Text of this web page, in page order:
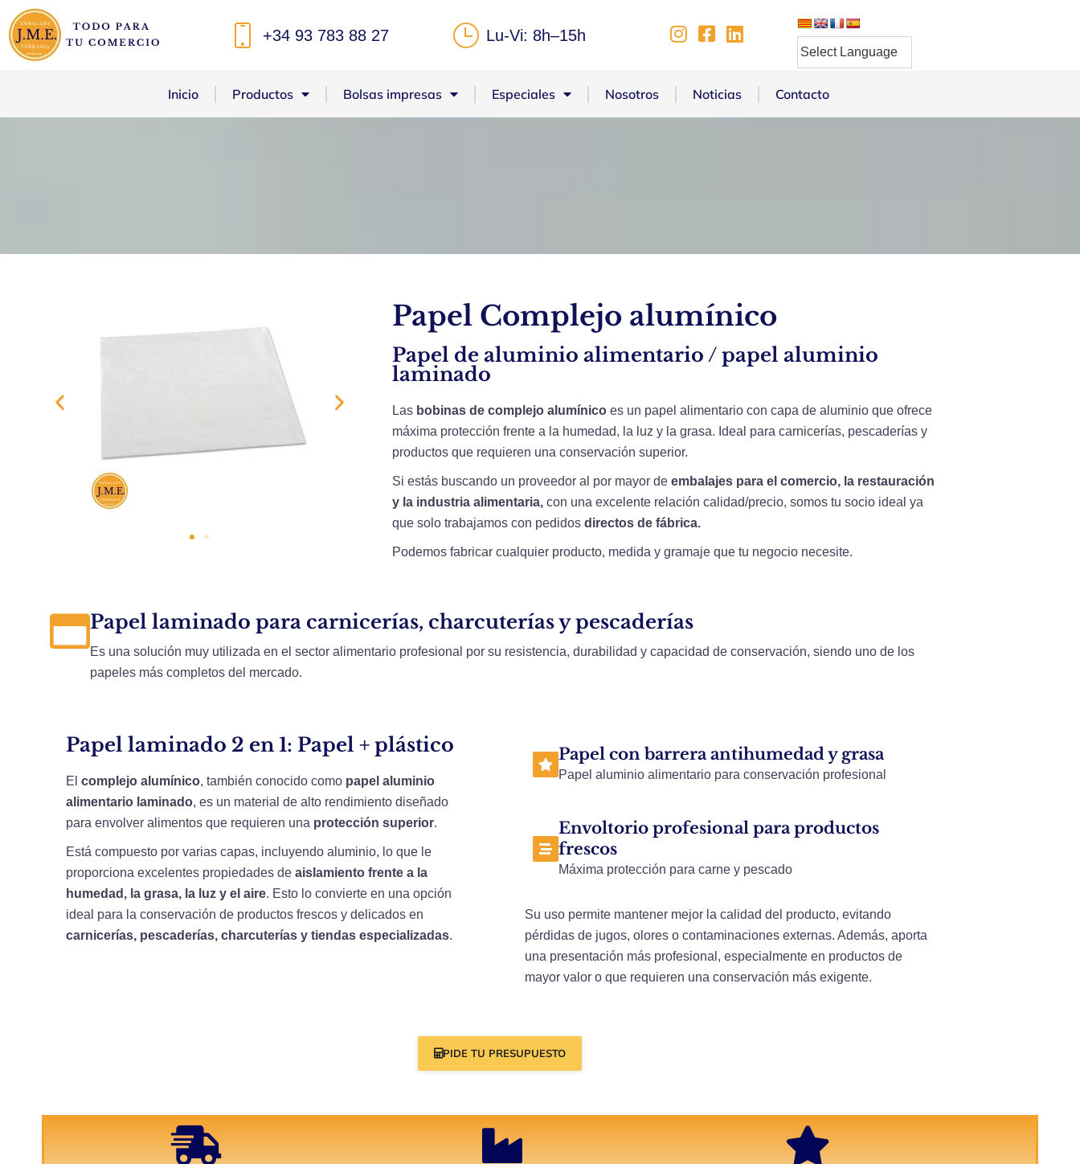
+34 93 783 88 27 Lu-Vi: 8h–15h
Inicio Productos Bolsas impresas Especiales Nosotros Noticias Contacto
Papel Complejo alumínico
Papel de aluminio alimentario / papel aluminio
laminado
Las bobinas de complejo alumínicoes un papel alimentario con capa de aluminio que ofrece
máxima protección frente a la humedad, la luz y la grasa. Ideal para carnicerías, pescaderías y
productos que requieren una conservación superior.
Si estás buscando un proveedor al por mayor de embalajes para el comercio, la restauración
y la industria alimentaria,con una excelente relación calidad/precio, somos tu socio ideal ya
que solo trabajamos con pedidos directos de fábrica.
Podemos fabricar cualquier producto, medida y gramaje que tu negocio necesite.
Papel laminado para carnicerías, charcuterías y pescaderías
Es una solución muy utilizada en el sector alimentario profesional por su resistencia, durabilidad y capacidad de conservación, siendo uno de los
papeles más completos del mercado.
Papel laminado 2 en 1: Papel + plástico
El complejo alumínico, también conocido como papel aluminio
alimentario laminado, es un material de alto rendimiento diseñado
para envolver alimentos que requieren una protección superior.
Está compuesto por varias capas, incluyendo aluminio, lo que le
proporciona excelentes propiedades de aislamiento frente a la
humedad, la grasa, la luz y el aire. Esto lo convierte en una opción
ideal para la conservación de productos frescos y delicados en
carnicerías, pescaderías, charcuterías y tiendas especializadas.
Papel con barrera antihumedad y grasa
Papel aluminio alimentario para conservación profesional
Envoltorio profesional para productos
frescos​
Máxima protección para carne y pescado
Su uso permite mantener mejor la calidad del producto, evitando
pérdidas de jugos, olores o contaminaciones externas. Además, aporta
una presentación más profesional, especialmente en productos de
mayor valor o que requieren una conservación más exigente.
PIDE TU PRESUPUESTO